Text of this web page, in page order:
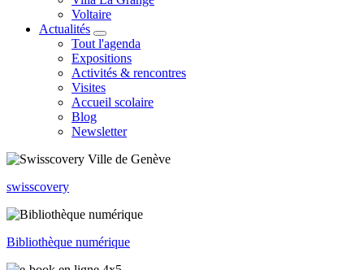
Voltaire
Actualités
Tout l'agenda
Expositions
Activités & rencontres
Visites
Accueil scolaire
Blog
Newsletter
swisscovery
Bibliothèque numérique